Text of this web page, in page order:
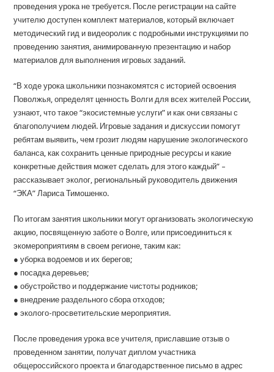
проведения урока не требуется. После регистрации на сайте
учителю доступен комплект материалов, который включает
методический гид и видеоролик с подробными инструкциями по
проведению занятия, анимированную презентацию и набор
материалов для выполнения игровых заданий.
“В ходе урока школьники познакомятся с историей освоения
Поволжья, определят ценность Волги для всех жителей России,
узнают, что такое “экосистемные услуги” и как они связаны с
благополучием людей. Игровые задания и дискуссии помогут
ребятам выявить, чем грозит людям нарушение экологического
баланса, как сохранить ценные природные ресурсы и какие
конкретные действия может сделать для этого каждый” –
рассказывает эколог, региональный руководитель движения
“ЭКА” Лариса Тимошенко.
По итогам занятия школьники могут организовать экологическую
акцию, посвященную заботе о Волге, или присоединиться к
экомероприятиям в своем регионе, таким как:
● уборка водоемов и их берегов;
● посадка деревьев;
● обустройство и поддержание чистоты родников;
● внедрение раздельного сбора отходов;
● эколого-просветительские мероприятия.
После проведения урока все учителя, приславшие отзыв о
проведенном занятии, получат диплом участника
общероссийского проекта и благодарственное письмо в адрес